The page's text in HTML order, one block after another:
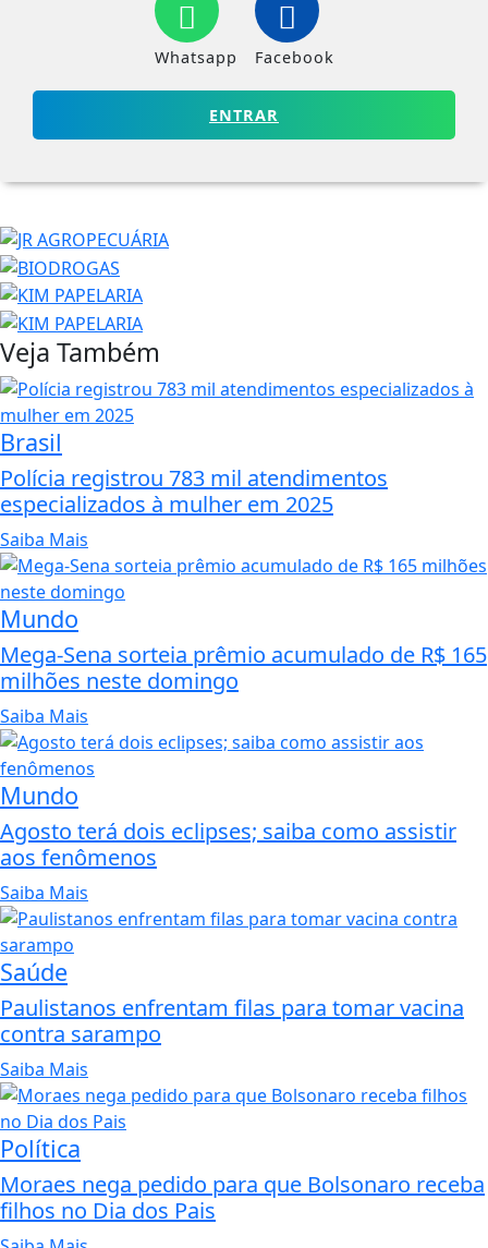
Whatsapp Facebook
ENTRAR
Veja Também
Brasil
Polícia registrou 783 mil atendimentos
especializados à mulher em 2025
Saiba Mais
Mundo
Mega-Sena sorteia prêmio acumulado de R$ 165
milhões neste domingo
Saiba Mais
Mundo
Agosto terá dois eclipses; saiba como assistir
aos fenômenos
Saiba Mais
Saúde
Paulistanos enfrentam filas para tomar vacina
contra sarampo
Saiba Mais
Política
Moraes nega pedido para que Bolsonaro receba
filhos no Dia dos Pais